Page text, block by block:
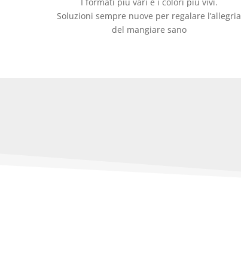
Soluzioni sempre nuove per regalare l’allegria
del mangiare sano